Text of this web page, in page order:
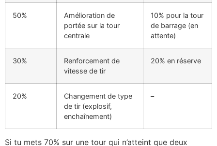
50%
Amélioration de
portée sur la tour
centrale
10% pour la tour
de barrage (en
attente)
30%
Renforcement de
vitesse de tir
20% en réserve
20%
Changement de type
de tir (explosif,
enchaînement)
–
Si tu mets 70% sur une tour qui n’atteint que deux